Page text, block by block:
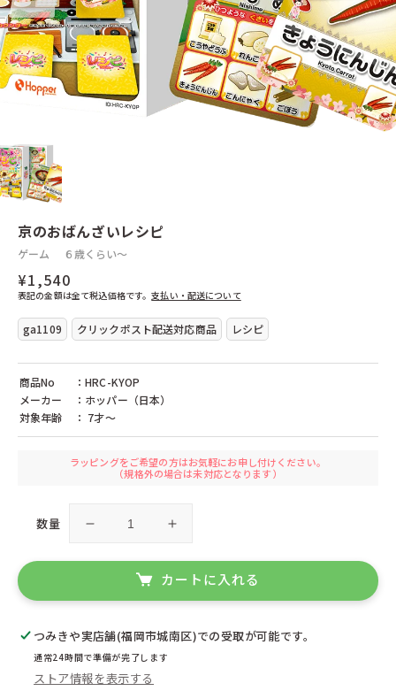
日本と世界の工芸品
日本の木工
くるみ割り人形
煙出し人形
ヨーロッパの木工
ガラス製品
シフォンスカーフ
普通サイズ
大判サイズ
その他のおもちゃ
シャボン玉
不思議なおもちゃ
その他
エドインター（日本）
エヒメ紙工（日本）
エフィー（ドイツ）
エポック社（日本）
エポック（日本）
エルツィ（ドイツ）
エルフ(日本)
エルフ（日本）
エンゼルトランプ（日本）
オインクゲームズ（日本）
オッピ（フランス）
オルゴール（日本）
カリスト（ドイツ）
カントリーリビング（ドイツ）
キマーレ（ドイツ）
キーナー（スイス）
クレマース（ドイツ）
クレーブラット（日本）
グリムス（ドイツ）
グローバルトレード（ドイツ）
ケルナー（ドイツ）
ゲルハルツ（ドイツ）
ゲームフロウ（フランス）
コルクス（ドイツ）
コルシュ（ドイツ）
シャーフ（ドイツ）
シュテルネンガッセ（ドイツ）
シンクファン（アメリカ）
ジョージラック（イギリス）
ジーピー（日本）
スウェーデンプロダクト（ドイツ）
スタジオ49（ドイツ）
ゼンガー（ドイツ）
ゾノア（ドイツ）
テオ・クライン（ドイツ）
ドライブレッター（ドイツ）
ドライマギア（ドイツ）
ドレゲノ（ドイツ）
ネフ（スイス）
ハイメス（ドイツ）
ハウスオブマーブルズ（イギリス）
ハナヤマ（日本）
ハーディー（ドイツ）
京のおばんざいレシピ
ゲーム ６歳くらい〜
¥1,540
表記の金額は全て税込価格です。支払い・配送について
ga1109 クリックポスト配送対応商品 レシピ
商品No
：HRC-KYOP
メーカー
：ホッパー（日本）
対象年齢
： 7才〜
ラッピングをご希望の方はお気軽にお申し付けください。
（規格外の場合は未対応となります）
数量
ば
ざ
い
レ
京
お
ば
ざ
カートに入れる
つみきや実店舗(福岡市城南区)での受取が可能です。
通常24時間で準備が完了します
ストア情報を表示する